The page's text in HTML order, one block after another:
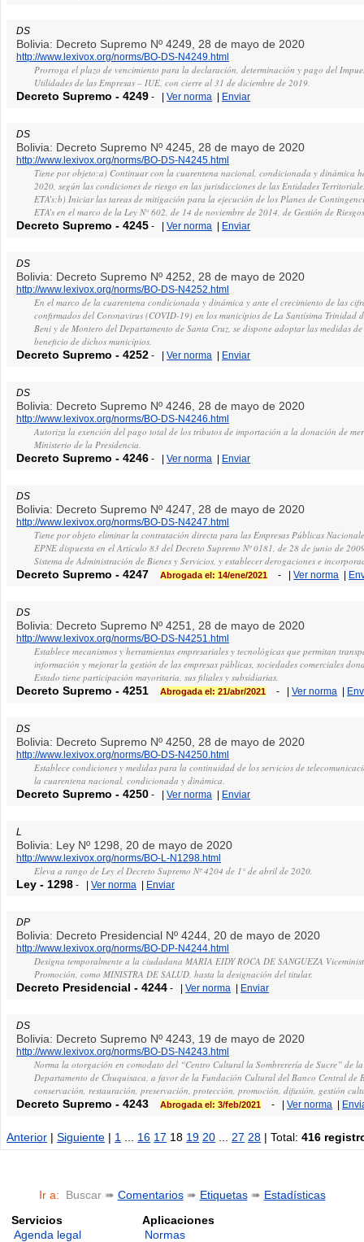
DS
Bolivia: Decreto Supremo Nº 4249, 28 de mayo de 2020
http://www.lexivox.org/norms/BO-DS-N4249.html
Prorroga el plazo de vencimiento para la declaración, determinación y pago del
Utilidades de las Empresas – IUE, con cierre al 31 de diciembre de 2019.
Decreto Supremo -4249 - |Ver norma | Enviar
DS
Bolivia: Decreto Supremo Nº 4245, 28 de mayo de 2020
http://www.lexivox.org/norms/BO-DS-N4245.html
Tiene por objeto:a) Continuar con la cuarentena nacional, condicionada y dinámica
2020, según las condiciones de riesgo en las jurisdicciones de las Entidades
ETA’s;b) Iniciar las tareas de mitigación para la ejecución de los Planes de
ETA’s en el marco de la Ley N° 602, de 14 de noviembre de 2014, de Gestión de
Decreto Supremo -4245 - |Ver norma | Enviar
DS
Bolivia: Decreto Supremo Nº 4252, 28 de mayo de 2020
http://www.lexivox.org/norms/BO-DS-N4252.html
En el marco de la cuarentena condicionada y dinámica y ante el crecimiento de las
confirmados del Coronavirus (COVID-19) en los municipios de La Santísima Trinidad
Beni y de Montero del Departamento de Santa Cruz, se dispone adoptar las medidas
beneficio de dichos municipios.
Decreto Supremo -4252 - |Ver norma | Enviar
DS
Bolivia: Decreto Supremo Nº 4246, 28 de mayo de 2020
http://www.lexivox.org/norms/BO-DS-N4246.html
Autoriza la exención del pago total de los tributos de importación a la donación de
Ministerio de la Presidencia.
Decreto Supremo -4246 - |Ver norma | Enviar
DS
Bolivia: Decreto Supremo Nº 4247, 28 de mayo de 2020
http://www.lexivox.org/norms/BO-DS-N4247.html
Tiene por objeto eliminar la contratación directa para las Empresas Públicas
EPNE dispuesta en el Artículo 83 del Decreto Supremo Nº 0181, de 28 de junio de
Sistema de Administración de Bienes y Servicios, y establecer derogaciones e
Decreto Supremo -4247 Abrogada el: 14/ene/2021 - |Ver norma |
DS
Bolivia: Decreto Supremo Nº 4251, 28 de mayo de 2020
http://www.lexivox.org/norms/BO-DS-N4251.html
Establece mecanismos y herramientas empresariales y tecnológicas que permitan
información y mejorar la gestión de las empresas públicas, sociedades comerciales
Estado tiene participación mayoritaria, sus filiales y subsidiarias.
Decreto Supremo -4251 Abrogada el: 21/abr/2021 - |Ver norma |
DS
Bolivia: Decreto Supremo Nº 4250, 28 de mayo de 2020
http://www.lexivox.org/norms/BO-DS-N4250.html
Establece condiciones y medidas para la continuidad de los servicios de
la cuarentena nacional, condicionada y dinámica.
Decreto Supremo -4250 - |Ver norma | Enviar
L
Bolivia: Ley Nº 1298, 20 de mayo de 2020
http://www.lexivox.org/norms/BO-L-N1298.html
Eleva a rango de Ley el Decreto Supremo Nº 4204 de 1° de abril de 2020.
Ley - 1298 - |Ver norma | Enviar
DP
Bolivia: Decreto Presidencial Nº 4244, 20 de mayo de 2020
http://www.lexivox.org/norms/BO-DP-N4244.html
Designa temporalmente a la ciudadana MARIA EIDY ROCA DE SANGUEZA
Promoción, como MINISTRA DE SALUD, hasta la designación del titular.
Decreto Presidencial -4244 - |Ver norma | Enviar
DS
Bolivia: Decreto Supremo Nº 4243, 19 de mayo de 2020
http://www.lexivox.org/norms/BO-DS-N4243.html
Norma la otorgación en comodato del “Centro Cultural la Sombrerería de Sucre” de
Departamento de Chuquisaca, a favor de la Fundación Cultural del Banco Central de
conservación, restauración, preservación, protección, promoción, difusión, gestión
Decreto Supremo -4243 Abrogada el: 3/feb/2021 - |Ver norma |
Anterior |Siguiente | 1 16 17 18 19 20 27 28 | Total:416
Ir a: Buscar ➠ Comentarios➠ Etiquetas➠ Estadísticas
Servicios
Agenda legal
Aplicaciones
Normas